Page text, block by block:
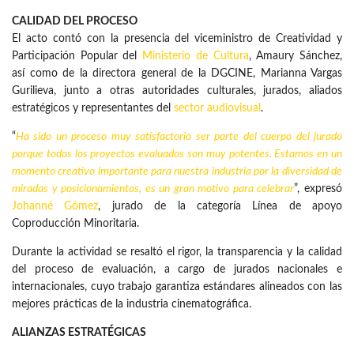
CALIDAD DEL PROCESO
El acto contó con la presencia del viceministro de Creatividad y
Participación Popular del
Ministerio de Cultura, Amaury Sánchez,
así como de la directora general de la DGCINE, Marianna Vargas
Gurilieva, junto a otras autoridades culturales, jurados, aliados
estratégicos y representantes del sector audiovisual .
“Ha sido un proceso muy satisfactorio ser parte del cuerpo del jurado
porque todos los proyectos evaluados son muy potentes. Estamos en un
momento creativo importante para nuestra industria por la diversidad de
miradas y posicionamientos, es un gran motivo para celebrar”, expresó
Johanné Gómez, jurado de la categoría Línea de apoyo
Coproducción Minoritaria.
Durante la actividad se resaltó el rigor, la transparencia y la calidad
del proceso de evaluación, a cargo de jurados nacionales e
internacionales, cuyo trabajo garantiza estándares alineados con las
mejores prácticas de la industria cinematográfica.
ALIANZAS ESTRATÉGICAS